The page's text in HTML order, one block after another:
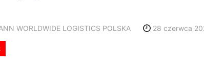
WORLDWIDE LOGISTICS POLSKA 28 czerwca